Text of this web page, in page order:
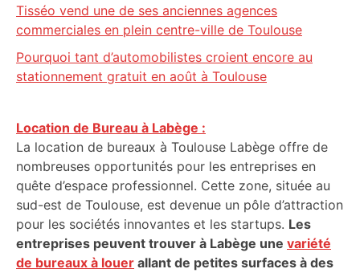
Tisséo vend une de ses anciennes agences
commerciales en plein centre-ville de Toulouse
Pourquoi tant d’automobilistes croient encore au
stationnement gratuit en août à Toulouse
Location de Bureau à Labège :
La location de bureaux à Toulouse Labège offre de
nombreuses opportunités pour les entreprises en
quête d’espace professionnel. Cette zone, située au
sud-est de Toulouse, est devenue un pôle d’attraction
pour les sociétés innovantes et les startups. Les
entreprises peuvent trouver à Labège une variété
de bureaux à louer allant de petites surfaces à des